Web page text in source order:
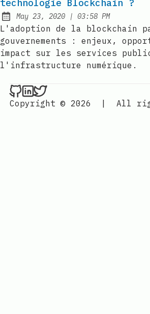
technologie Blockchain ?
Published:
May 23, 2020 | at
03:58 PM
L'adoption de la blockchain
gouvernements : enjeux,
impact sur les services
l'infrastructure numérique.
Nenba Jonathan on Github
Nenba Jonathan on
Nenba Jonathan on
Copyright © 2026
| All